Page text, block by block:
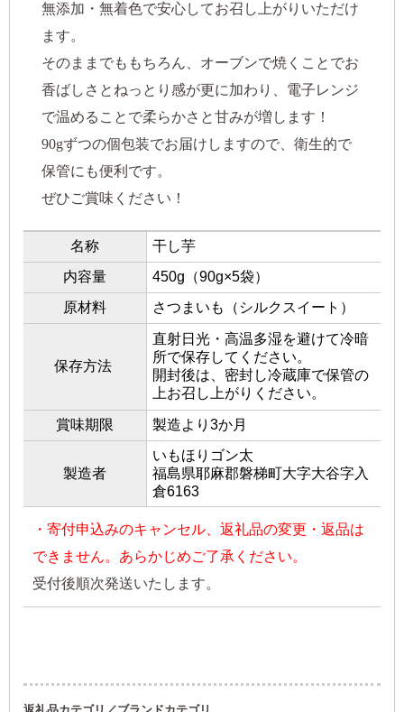
無添加・無着色で安心してお召し上がりいただけ
ます。
そのままでももちろん、オーブンで焼くことでお
香ばしさとねっとり感が更に加わり、電子レンジ
で温めることで柔らかさと甘みが増します！
90gずつの個包装でお届けしますので、衛生的で
保管にも便利です。
ぜひご賞味ください！
名称
干し芋
内容量
450g（90g×5袋）
原材料
さつまいも（シルクスイート）
保存方法
直射日光・高温多湿を避けて冷暗
所で保存してください。
開封後は、密封し冷蔵庫で保管の
上お召し上がりください。
賞味期限 製造より3か月
製造者
いもほりゴン太
福島県耶麻郡磐梯町大字大谷字入
倉6163
・寄付申込みのキャンセル、返礼品の変更・返品は
できません。あらかじめご了承ください。
受付後順次発送いたします。